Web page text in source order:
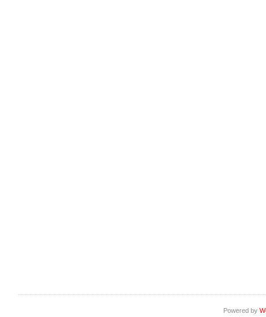
Powered by